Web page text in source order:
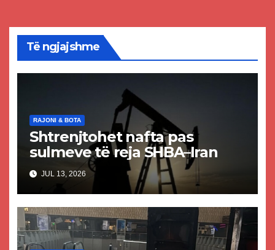
Të ngjajshme
RAJONI & BOTA
Shtrenjtohet nafta pas
sulmeve të reja SHBA–Iran
JUL 13, 2026